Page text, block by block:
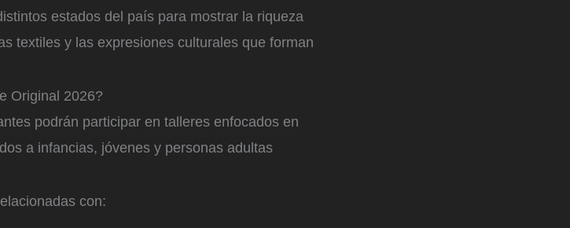
estados del país para mostrar la riqueza
textiles y las expresiones culturales que forman
Original 2026?
podrán participar en talleres enfocados en
a infancias, jóvenes y personas adultas
con: